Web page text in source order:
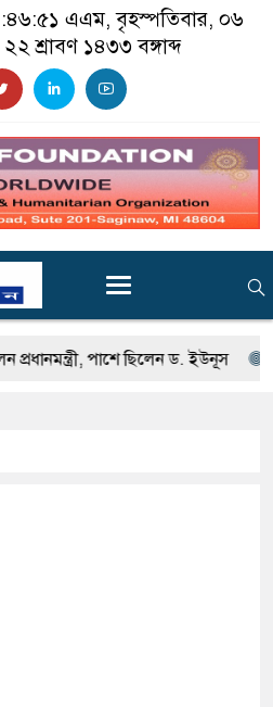
এএম, বৃহস্পতিবার, ০৬
২২ শ্রাবণ ১৪৩৩ বঙ্গাব্দ
পাশে ছিলেন ড. ইউনূস জুলাই